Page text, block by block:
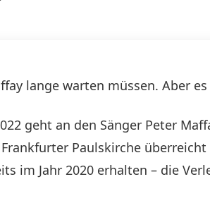
lange warten müssen. Aber
geht an den Sänger Peter
Paulskirche
im Jahr 2020 erhalten – die